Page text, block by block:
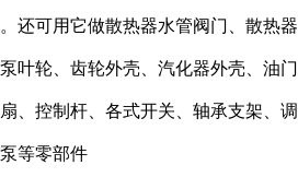
还可用它做散热器水管阀门、散热器
叶轮、齿轮外壳、汽化器外壳、油门
、控制杆、各式开关、轴承支架、调
等零部件